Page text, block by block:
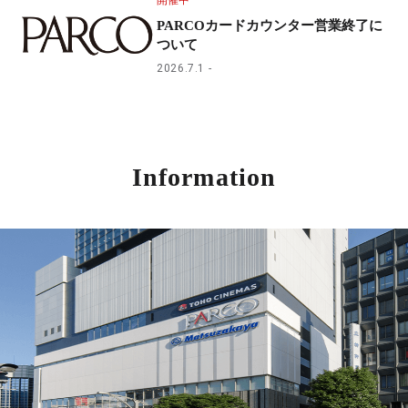
PARCOカードカウンター営業終了に
ついて
2026.7.1
Information